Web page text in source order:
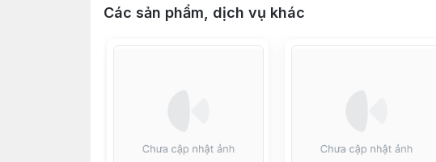
Các sản phẩm, dịch vụ khác